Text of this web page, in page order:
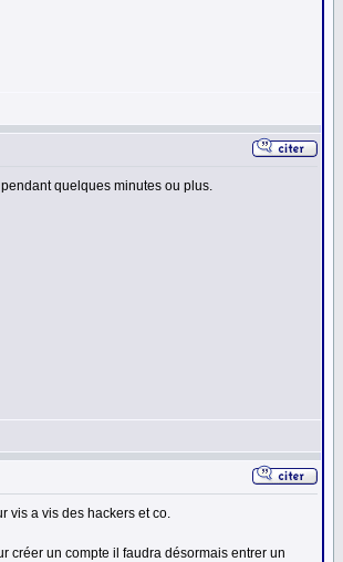
quelques minutes ou plus.
vis a vis des hackers et co.
créer un compte il faudra désormais entrer un